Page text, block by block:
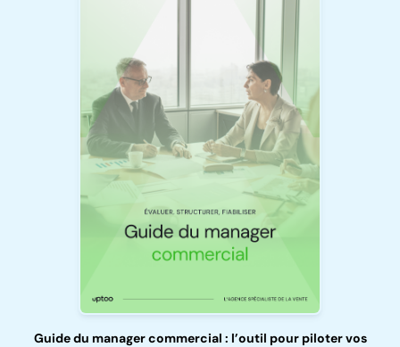
Guide du manager commercial : l’outil pour piloter vos